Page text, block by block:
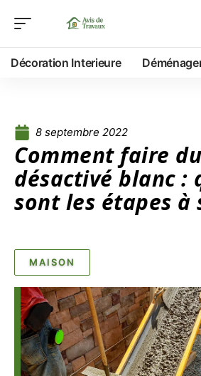
Décoration Interieure
8 septembre 2022
Comment faire
désactivé blanc :
sont les étapes à
MAISON